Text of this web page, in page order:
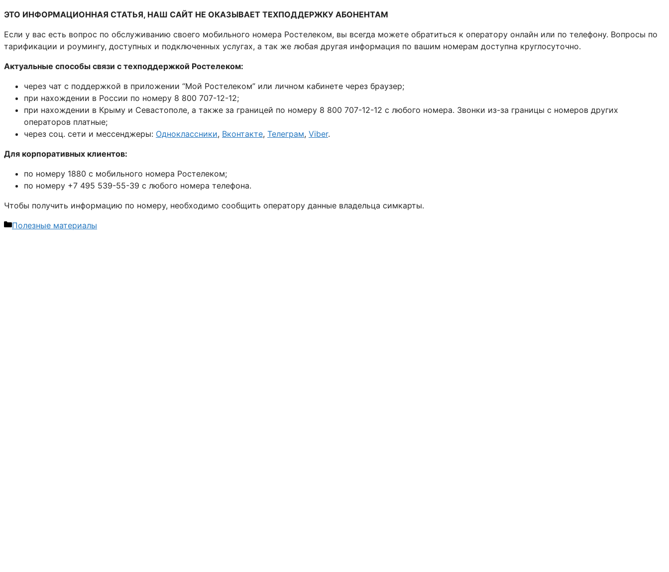
ЭТО ИНФОРМАЦИОННАЯ СТАТЬЯ, НАШ САЙТ НЕ ОКАЗЫВАЕТ ТЕХПОДДЕРЖКУ АБОНЕНТАМ
Если у вас есть вопрос по обслуживанию своего мобильного номера Ростелеком, вы всегда можете обратиться к оператору онлайн или по телефону. Вопросы по
тарификации и роумингу, доступных и подключенных услугах, а так же любая другая информация по вашим номерам доступна круглосуточно.
Актуальные способы связи с техподдержкой Ростелеком:
через чат с поддержкой в приложении “Мой Ростелеком” или личном кабинете через браузер;
при нахождении в России по номеру 8 800 707-12-12;
при нахождении в Крыму и Севастополе, а также за границей по номеру 8 800 707-12-12 с любого номера. Звонки из-за границы с номеров других
операторов платные;
через соц. сети и мессенджеры: Одноклассники, Вконтакте, Телеграм, Viber.
Для корпоративных клиентов:
по номеру 1880 с мобильного номера Ростелеком;
по номеру +7 495 539-55-39 с любого номера телефона.
Чтобы получить информацию по номеру, необходимо сообщить оператору данные владельца симкарты.
Рубрики
Полезные материалы